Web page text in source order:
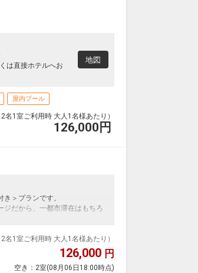
は直接ホテルへお
地図
屋内プール
2名1室ご利用時 大人1名様あたり）
126,000 円
＞プランです。
ジだから、一都市滞在はもちろ
提供される約90種類の和洋中デ
2名1室ご利用時 大人1名様あたり）
126,000 円
空き： 2室(08月06日18:00時点)